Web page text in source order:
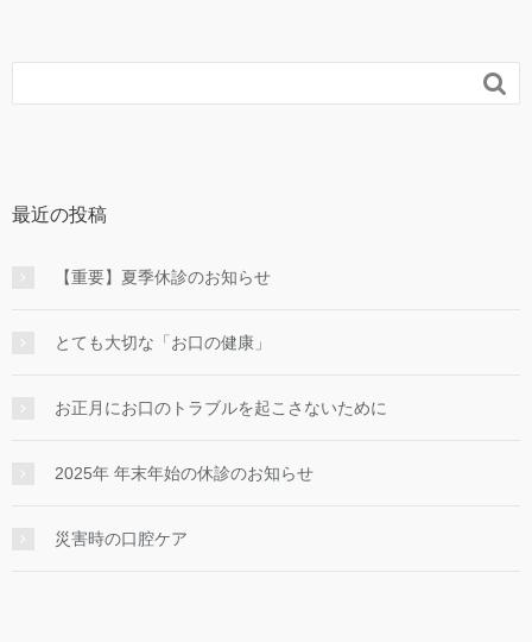

最近の投稿
【重要】夏季休診のお知らせ
とても大切な「お口の健康」
お正月にお口のトラブルを起こさないために
2025年 年末年始の休診のお知らせ
災害時の口腔ケア